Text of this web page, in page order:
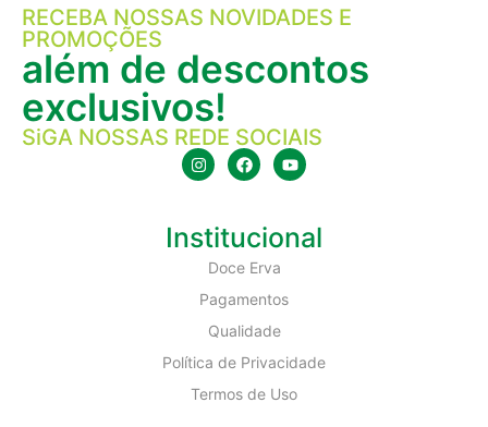
RECEBA NOSSAS NOVIDADES E
PROMOÇÕES
além de descontos
exclusivos!
SiGA NOSSAS REDE SOCIAIS
Institucional
Doce Erva
Pagamentos
Qualidade
Política de Privacidade
Termos de Uso